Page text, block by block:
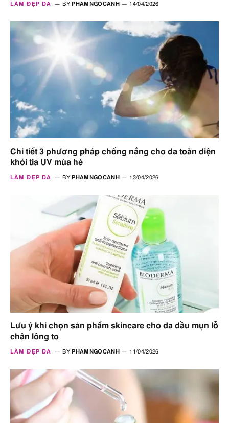
LÀM ĐẸP DA BY PHAMNGOCANH 14/04/2026
Chi tiết 3 phương pháp chống nắng cho da toàn diện
khỏi tia UV mùa hè
LÀM ĐẸP DA BY PHAMNGOCANH 13/04/2026
Lưu ý khi chọn sản phẩm skincare cho da dầu mụn lỗ
chân lông to
LÀM ĐẸP DA BY PHAMNGOCANH 11/04/2026